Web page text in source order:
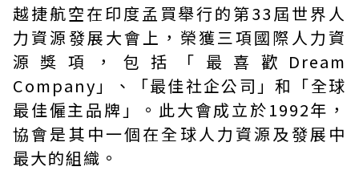
越捷航空在印度孟買舉行的第33屆世界人
力資源發展大會上，榮獲三項國際人力資
源獎項，包括「最喜歡Dream
Company」、「最佳社企公司」和「全球
最佳僱主品牌」。此大會成立於1992年，
協會是其中一個在全球人力資源及發展中
最大的組織。